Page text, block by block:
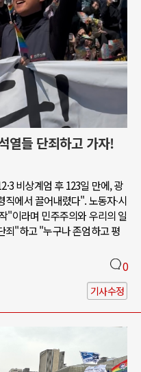
열들 단죄하고 가자!
비상계엄 후 123일 만에, 광
에서 끌어내렸다". 노동자∙시
"이라며 민주주의와 우리의 일
죄"하고 "누구나 존엄하고 평
0
기사수정